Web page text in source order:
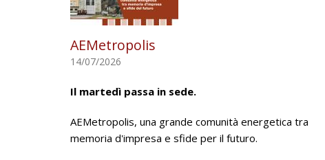
AEMetropolis
14/07/2026
Il martedì passa in sede.
AEMetropolis, una grande comunità energetica tra
memoria d'impresa e sfide per il futuro.